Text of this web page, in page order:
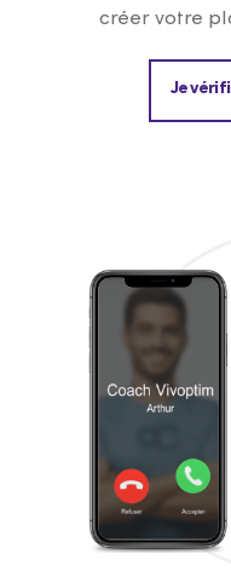
créer votre
Je